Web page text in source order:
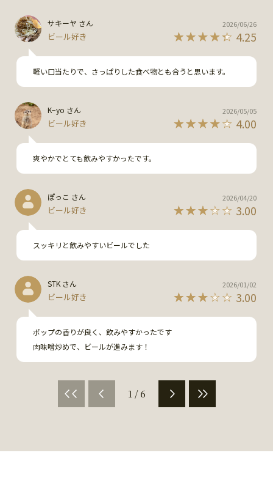
サキーヤ さん
ビール好き 4.25
2026/06/26
軽い口当たりで、さっぱりした食べ物とも合うと思います。
K−yo さん
ビール好き 4.00
2026/05/05
爽やかでとても飲みやすかったです。
ぽっこ さん
ビール好き 3.00
2026/04/20
スッキリと飲みやすいビールでした
STK さん
ビール好き 3.00
2026/01/02
ポップの香りが良く、飲みやすかったです
肉味噌炒めで、ビールが進みます！
1 / 6